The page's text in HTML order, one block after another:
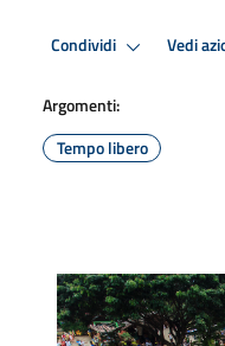
Condividi Vedi
Argomenti:
Tempo libero